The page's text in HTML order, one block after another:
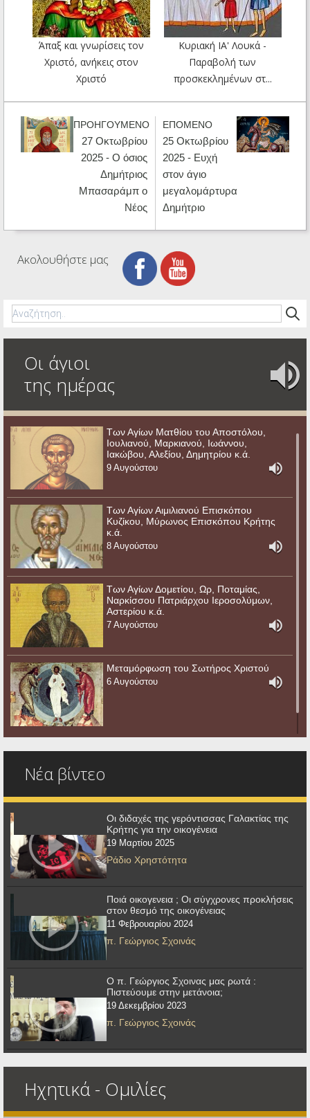
Άπαξ και γνωρίσεις τον
Χριστό, ανήκεις στον
Χριστό
Κυριακή ΙΑ' Λουκά -
Παραβολή των
προσκεκλημένων στ...
ΠΡΟΗΓΟΥΜΕΝΟ
27 Οκτωβρίου
2025 - Ο όσιος
Δημήτριος
Μπασαράμπ ο
Νέος
ΕΠΟΜΕΝΟ
25 Οκτωβρίου
2025 - Ευχή
στον άγιο
μεγαλομάρτυρα
Δημήτριο
Ακολουθήστε μας
Οι άγιοι
της ημέρας
Των Αγίων Ματθίου του Αποστόλου,
Ιουλιανού, Μαρκιανού, Ιωάννου,
Ιακώβου, Αλεξίου, Δημητρίου κ.ά.
9 Αυγούστου
Των Αγίων Αιμιλιανού Επισκόπου
Κυζίκου, Μύρωνος Επισκόπου Κρήτης
κ.ά.
8 Αυγούστου
Των Αγίων Δομετίου, Ωρ, Ποταμίας,
Ναρκίσσου Πατριάρχου Ιεροσολύμων,
Αστερίου κ.ά.
7 Αυγούστου
Μεταμόρφωση του Σωτήρος Χριστού
6 Αυγούστου
Νέα βίντεο
Οι διδαχές της γερόντισσας Γαλακτίας της
Κρήτης για την οικογένεια
19 Μαρτίου 2025
Ράδιο Χρηστότητα
Ποιά οικογενεια ; Οι σύγχρονες προκλήσεις
στον θεσμό της οικογένειας
11 Φεβρουαρίου 2024
π. Γεώργιος Σχοινάς
Ο π. Γεώργιος Σχοινας μας ρωτά :
Πιστεύουμε στην μετάνοια;
19 Δεκεμβρίου 2023
π. Γεώργιος Σχοινάς
Ηχητικά - Ομιλίες